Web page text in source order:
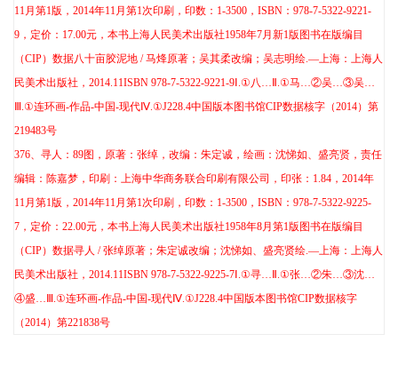
11月第1版，2014年11月第1次印刷，印数：1-3500，ISBN：978-7-5322-9221-
9，定价：17.00元，本书上海人民美术出版社1958年7月新1版图书在版编目
（CIP）数据八十亩胶泥地 / 马烽原著；吴其柔改编；吴志明绘.—上海：上海人
民美术出版社，2014.11ISBN 978-7-5322-9221-9Ⅰ.①八…Ⅱ.①马…②吴…③吴…
Ⅲ.①连环画-作品-中国-现代Ⅳ.①J228.4中国版本图书馆CIP数据核字（2014）第
219483号
376、寻人：89图，原著：张绰，改编：朱定诚，绘画：沈悌如、盛亮贤，责任
编辑：陈嘉梦，印刷：上海中华商务联合印刷有限公司，印张：1.84，2014年
11月第1版，2014年11月第1次印刷，印数：1-3500，ISBN：978-7-5322-9225-
7，定价：22.00元，本书上海人民美术出版社1958年8月第1版图书在版编目
（CIP）数据寻人 / 张绰原著；朱定诚改编；沈悌如、盛亮贤绘.—上海：上海人
民美术出版社，2014.11ISBN 978-7-5322-9225-7Ⅰ.①寻…Ⅱ.①张…②朱…③沈…
④盛…Ⅲ.①连环画-作品-中国-现代Ⅳ.①J228.4中国版本图书馆CIP数据核字
（2014）第221838号